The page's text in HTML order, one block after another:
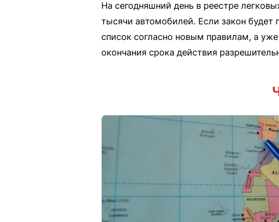
На сегодняшний день в реестре
тысячи автомобилей. Если закон будет
список согласно новым правилам, а
окончания срока действия